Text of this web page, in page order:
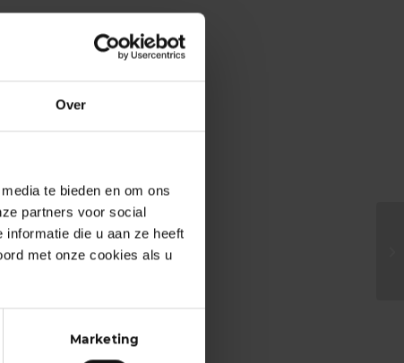
Over
te bieden en om ons
partners voor social
die u aan ze heeft
met onze cookies als u
Marketing